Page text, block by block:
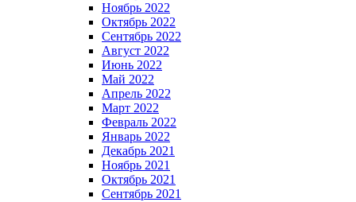
Ноябрь 2022
Октябрь 2022
Сентябрь 2022
Август 2022
Июнь 2022
Май 2022
Апрель 2022
Март 2022
Февраль 2022
Январь 2022
Декабрь 2021
Ноябрь 2021
Октябрь 2021
Сентябрь 2021